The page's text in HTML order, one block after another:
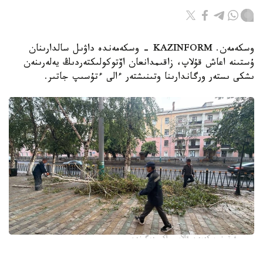
وسكەمەن. KAZINFORM - وسكەمەندە داۋىل سالدارىنان
ۇستىنە اعاش قۇلاپ، زاقىمدانعان اۆتوكولىكتەردىڭ يەلەرىنەن
ىشكى ىستەر ورگاندارىنا وتىنىشتەر ءالى ءتۇسىپ جاتىر.
فوتو: وسكەمەن قالاسى اكىمدىگىنەن